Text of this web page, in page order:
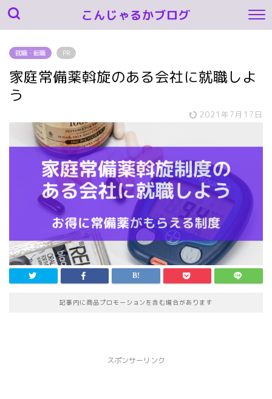
こんじゃるかブログ
就職・転職 PR
家庭常備薬斡旋のある会社に就職しよ
う
2021年7月17日
記事内に商品プロモーションを含む場合があります
スポンサーリンク